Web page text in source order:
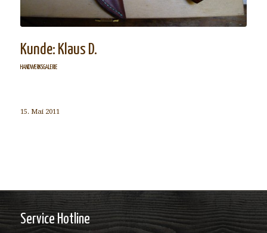
Kunde: Klaus D.
HANDWERKSGALERIE
15. Mai 2011
Service Hotline